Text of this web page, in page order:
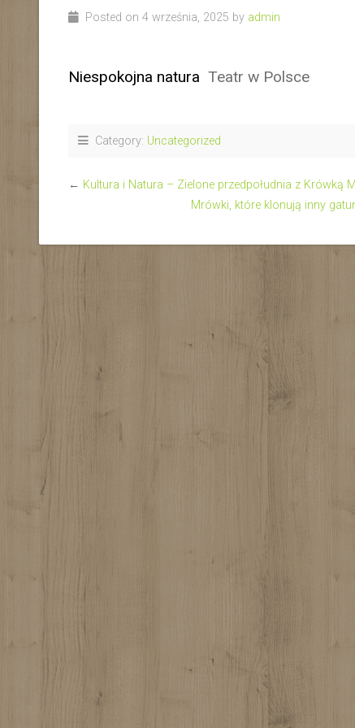
Posted on 4 września, 2025 by admin
Niespokojna natura Teatr w Polsce
Category: Uncategorized
← Kultura i Natura – Zielone przedpołudnia z Krówką
Mrówki, które klonują inny